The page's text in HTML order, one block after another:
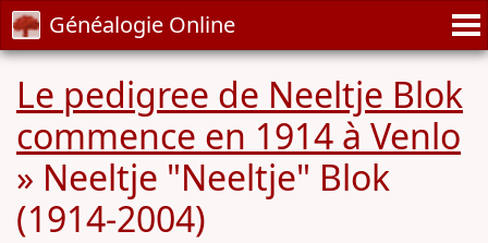
Généalogie Online
Le pedigree de Neeltje Blok
commence en 1914 à Venlo
» Neeltje "Neeltje" Blok
(1914-2004)